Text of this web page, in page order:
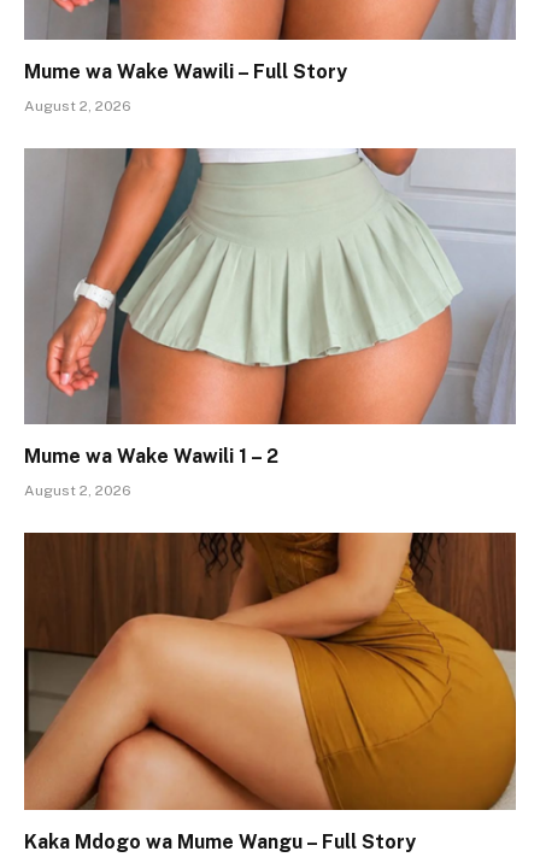
Mume wa Wake Wawili – Full Story
August 2, 2026
Mume wa Wake Wawili 1 – 2
August 2, 2026
Kaka Mdogo wa Mume Wangu – Full Story